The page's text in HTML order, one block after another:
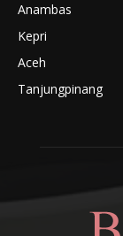
Anambas
Kepri
Aceh
Tanjungpinang